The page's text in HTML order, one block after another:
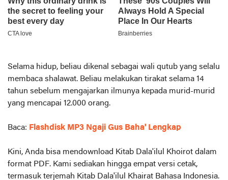
Selama hidup, beliau dikenal sebagai wali qutub yang selalu
membaca shalawat. Beliau melakukan tirakat selama 14
tahun sebelum mengajarkan ilmunya kepada murid-murid
yang mencapai 12.000 orang.
Baca: Flashdisk MP3 Ngaji Gus Baha' Lengkap
Kini, Anda bisa mendownload Kitab Dala'ilul Khoirot dalam
format PDF. Kami sediakan hingga empat versi cetak,
termasuk terjemah Kitab Dala'ilul Khairat Bahasa Indonesia.